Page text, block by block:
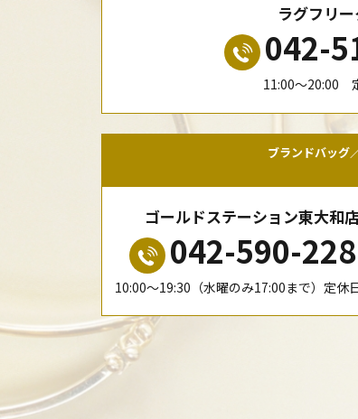
ラグフリ
042-
11:00〜20:00
ブランドバッグ
ゴールドステーション東大和
042-590-
10:00〜19:30（水曜のみ17:00まで）定休